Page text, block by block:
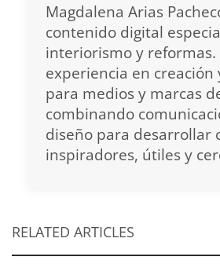
Magdalena Arias
contenido digital
interiorismo y reformas.
experiencia en
para medios y marcas
combinando
diseño para desarrollar
inspiradores, útiles y
RELATED ARTICLES